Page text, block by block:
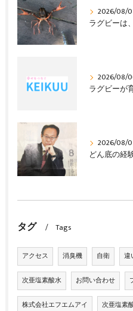
2026/08/
2026/08/
ラグビーが
2026/08/
どん底の経
タグ Tags
アクセス 消臭機 自衛 違
次亜塩素酸水 お問い合わせ
株式会社エフエムアイ 次亜塩素